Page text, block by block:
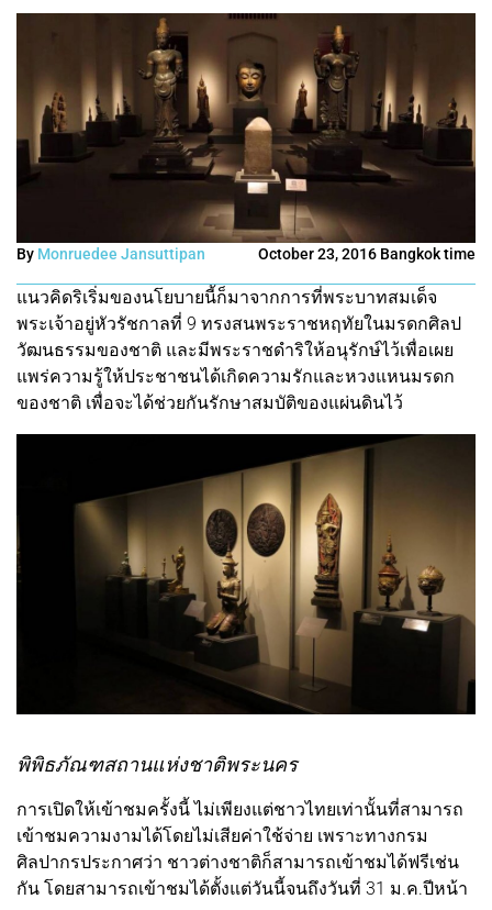
By Monruedee Jansuttipan October 23, 2016 Bangkok time
แนวคิดริเริ่มของนโยบายนี้ก็มาจากการที่พระบาทสมเด็จ
พระเจ้าอยู่หัวรัชกาลที่ 9 ทรงสนพระราชหฤทัยในมรดกศิลป
วัฒนธรรมของชาติ และมีพระราชดำริให้อนุรักษ์ไว้เพื่อเผย
แพร่ความรู้ให้ประชาชนได้เกิดความรักและหวงแหนมรดก
ของชาติ เพื่อจะได้ช่วยกันรักษาสมบัติของแผ่นดินไว้
พิพิธภัณฑสถานแห่งชาติพระนคร
การเปิดให้เข้าชมครั้งนี้ ไม่เพียงแต่ชาวไทยเท่านั้นที่สามารถ
เข้าชมความงามได้โดยไม่เสียค่าใช้จ่าย เพราะทางกรม
ศิลปากรประกาศว่า ชาวต่างชาติก็สามารถเข้าชมได้ฟรีเช่น
กัน โดยสามารถเข้าชมได้ตั้งแต่วันนี้จนถึงวันที่ 31 ม.ค.ปีหน้า